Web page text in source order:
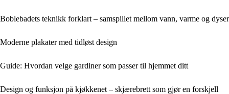
Boblebadets teknikk forklart – samspillet mellom vann, varme og dyser
Moderne plakater med tidløst design
Guide: Hvordan velge gardiner som passer til hjemmet ditt
Design og funksjon på kjøkkenet – skjærebrett som gjør en forskjell